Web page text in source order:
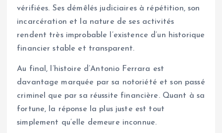
vérifiées. Ses démêlés judiciaires à répétition, son
incarcération et la nature de ses activités
rendent très improbable l’existence d’un historique
financier stable et transparent.
Au final, l’histoire d’Antonio Ferrara est
davantage marquée par sa notoriété et son passé
criminel que par sa réussite financière. Quant à sa
fortune, la réponse la plus juste est tout
simplement qu’elle demeure inconnue.